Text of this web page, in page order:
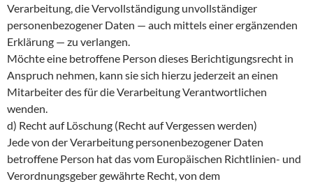
Verarbeitung, die Vervollständigung unvollständiger
personenbezogener Daten — auch mittels einer ergänzenden
Erklärung — zu verlangen.
Möchte eine betroffene Person dieses Berichtigungsrecht in
Anspruch nehmen, kann sie sich hierzu jederzeit an einen
Mitarbeiter des für die Verarbeitung Verantwortlichen
wenden.
d) Recht auf Löschung (Recht auf Vergessen werden)
Jede von der Verarbeitung personenbezogener Daten
betroffene Person hat das vom Europäischen Richtlinien- und
Verordnungsgeber gewährte Recht, von dem